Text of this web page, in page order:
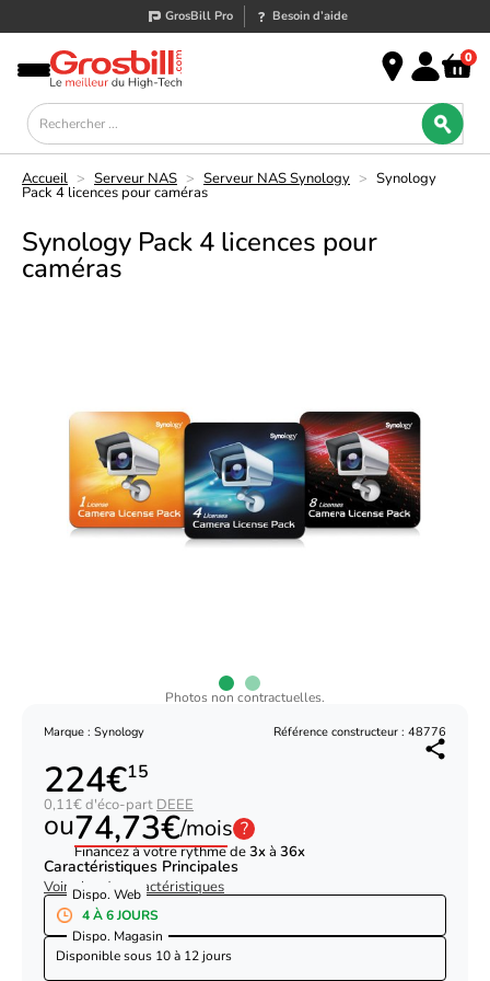
GrosBill Pro Besoin d’aide
0
Accueil > Serveur NAS > Serveur NAS Synology > Synology
Pack 4 licences pour caméras
Synology Pack 4 licences pour
caméras
Photos non contractuelles.
Marque : Synology Référence constructeur : 48776
224€15
0,11€ d'éco-part DEEE
ou74,73€/mois ?
Financez à votre rythme de3xà 36x
Caractéristiques Principales
Voir plus de caractéristiques
Dispo. Web
4 À 6 JOURS
Dispo. Magasin
Disponible sous 10 à 12 jours